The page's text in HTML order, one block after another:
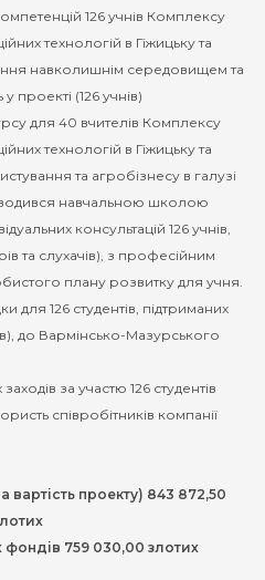
126 учнів Комплексу
технологій в Гіжицьку та
навколишнім середовищем та
проекті (126 учнів)
для 40 вчителів Комплексу
технологій в Гіжицьку та
та агробізнесу в галузі
навчальною школою
консультацій 126 учнів,
та слухачів), з професійним
плану розвитку для учня.
для 126 студентів, підтриманих
до Вармінсько-Мазурського
за участю 126 студентів
співробітників компанії
вартість проекту) 843 872,50
759 030,00 злотих